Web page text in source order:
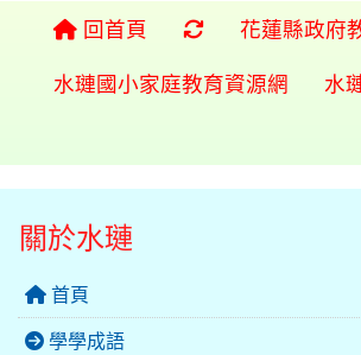
回首頁 重新取得佈景設
花蓮縣政府
水璉國小家庭教育資源網
水
關於水璉
首頁
學學成語